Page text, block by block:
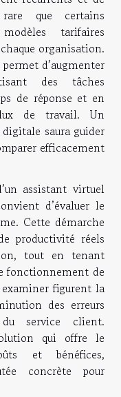
que certains
tarifaires
organisation.
d’augmenter
des tâches
de réponse et en
de travail. Un
saura guider
efficacement
assistant virtuel
d’évaluer le
Cette démarche
productivité réels
tout en tenant
fonctionnement de
figurent la
des erreurs
service client.
qui offre le
et bénéfices,
concrète pour